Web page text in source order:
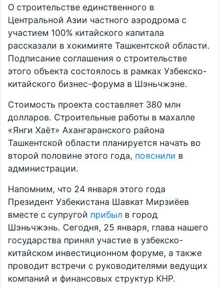
О строительстве единственного в
Центральной Азии частного аэродрома с
участием 100% китайского капитала
рассказали в хокимияте Ташкентской области.
Подписание соглашения о строительстве
этого объекта состоялось в рамках Узбекско-
китайского бизнес-форума в Шэньчжэне.
Стоимость проекта составляет 380 млн
долларов. Строительные работы в махалле
«Янги Хаёт» Ахангаранского района
Ташкентской области планируется начать во
второй половине этого года, пояснили в
администрации.
Напомним, что 24 января этого года
Президент Узбекистана Шавкат Мирзиёев
вместе с супругой прибыл в город
Шэньчжэнь. Сегодня, 25 января, глава нашего
государства принял участие в узбекско-
китайском инвестиционном форуме, а также
проводит встречи с руководителями ведущих
компаний и финансовых структур КНР.